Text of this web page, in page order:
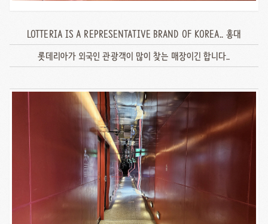
LOTTERIA IS A REPRESENTATIVE BRAND OF KOREA.. 홍대
롯데리아가 외국인 관광객이 많이 찾는 매장이긴 합니다..